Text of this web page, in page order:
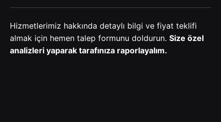
Hizmetlerimiz hakkında detaylı bilgi ve fiyat teklifi
almak için hemen talep formunu doldurun. Size özel
analizleri yaparak tarafınıza raporlayalım.